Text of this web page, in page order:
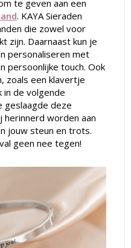
te geven aan een
. KAYA Sieraden
die zowel voor
zijn. Daarnaast kun je
personaliseren met
persoonlijke touch. Ook
zoals een klavertje
de volgende
geslaagde deze
herinnerd worden aan
jouw steun en trots.
geen nee tegen!